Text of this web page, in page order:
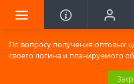
По вопросу получения оптовых
своего логина и планируемого